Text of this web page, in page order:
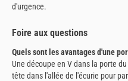
d'urgence.
Foire aux questions
Quels sont les avantages d'une
Une découpe en V dans la porte
tête dans l'allée de l'écurie pour